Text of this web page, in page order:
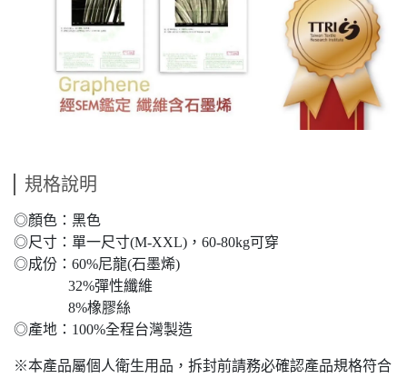
規格說明
◎顏色：黑色
◎尺寸：單一尺寸(M-XXL)，60-80kg可穿
◎成份：60%尼龍(石墨烯)
32%彈性纖維
8%橡膠絲
◎產地：100%全程台灣製造
※本產品屬個人衛生用品，拆封前請務必確認產品規格符合